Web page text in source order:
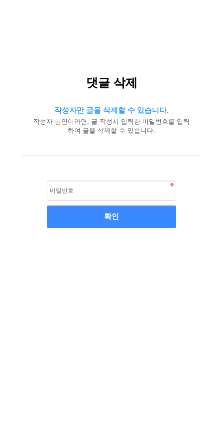
댓글 삭제
작성자만 글을 삭제할 수 있습니다.
작성자 본인이라면, 글 작성시 입력한 비밀번호를 입력
하여 글을 삭제할 수 있습니다.